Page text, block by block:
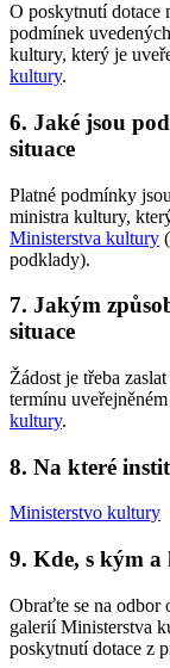
O poskytnutí dotace
podmínek
kultury, který je
kultury.
6. Jaké jsou
situace
Platné podmínky
ministra kultury,
Ministerstva kultury
podklady).
7. Jakým
situace
Žádost je třeba
termínu uveřejněném
kultury.
8. Na které
Ministerstvo kultury
9. Kde, s kým
Obraťte se na odbor
galerií Ministerstva
poskytnutí dotace z